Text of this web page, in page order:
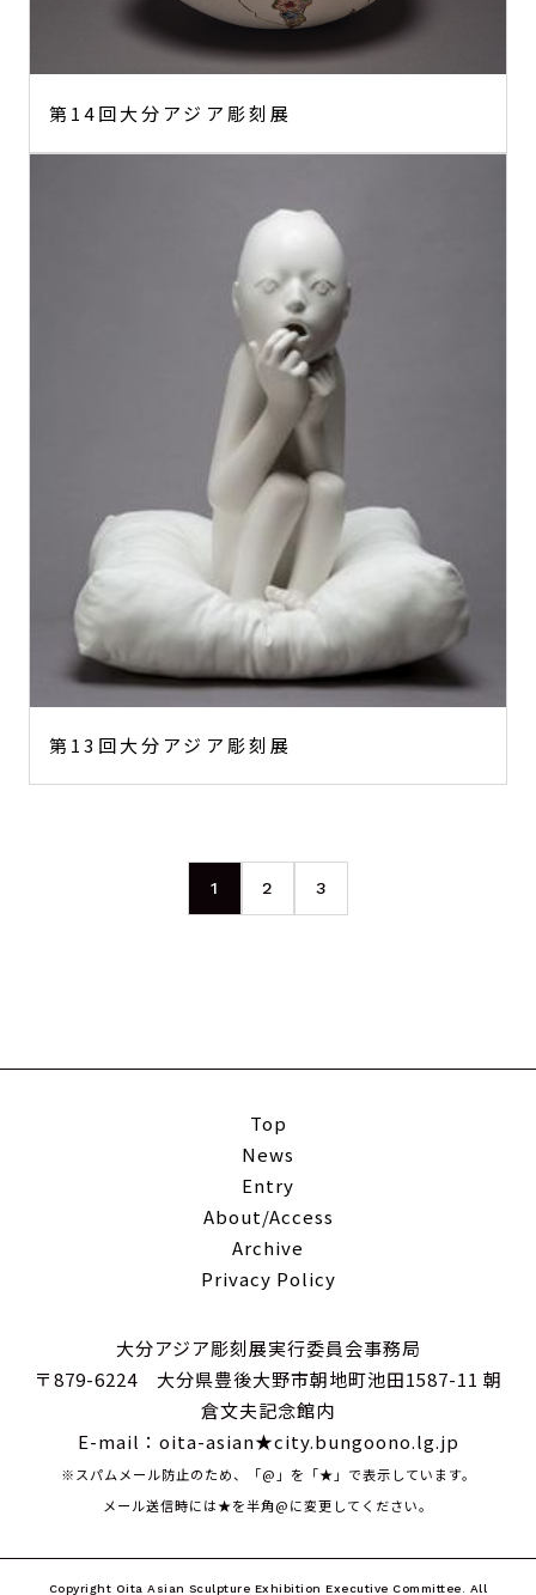
第14回大分アジア彫刻展
第13回大分アジア彫刻展
1 2 3
Top
News
Entry
About/Access
Archive
Privacy Policy
大分アジア彫刻展実行委員会事務局
〒879-6224 大分県豊後大野市朝地町池田1587-11 朝
倉文夫記念館内
E-mail：oita-asian★city.bungoono.lg.jp
※スパムメール防止のため、「@」を「★」で表示しています。
メール送信時には★を半角@に変更してください。
Copyright Oita Asian Sculpture Exhibition Executive Committee. All